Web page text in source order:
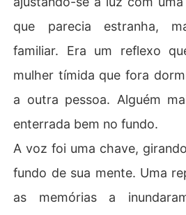
Fui a uma loja de luxo para me
minha meia-irmã, Brisa, e as
m-me, rindo-se da minha roupa
tando expulsar-me por eu ser
a".
Eles achavam que eu ia chorar.
orar por misericórdia, como a
Mal sabiam eles que estavam a
Enquanto a Brisa gritava para os
que parecia estranha,
familiar. Era um reflexo
mulher tímida que fora
a outra pessoa. Alguém
enterrada bem no fundo.
A voz foi uma chave,
fundo de sua mente. Uma
as memórias a